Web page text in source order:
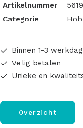
Artikelnummer
Categorie
Binnen 1-3
Veilig betalen
Unieke en
Overzicht